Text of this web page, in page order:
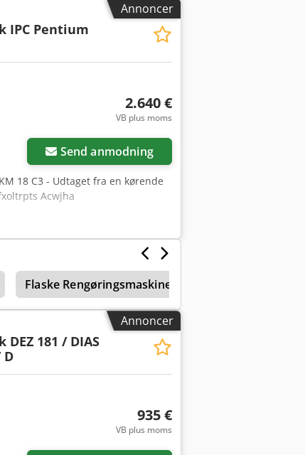
Annoncer
Anmod om flere
IPC Pentium
2.640 €
VB plus moms
Send anmodning
18 C3 - Udtaget fra en kørende
Acwjha
Flaske Rengøringsmaskine
Annoncer
DEZ 181 / DIAS
935 €
VB plus moms